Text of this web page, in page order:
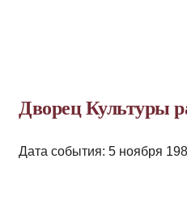
Дворец Культуры
Дата события: 5 ноября